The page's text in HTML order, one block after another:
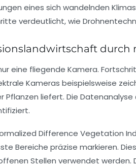
eines sich wandelnden
verdeutlicht, wie
eine fliegende Kamera.
Kameras beispielsweise
liefert. Die
Difference Vegetation
Bereiche präzise markieren.
Stellen verwendet